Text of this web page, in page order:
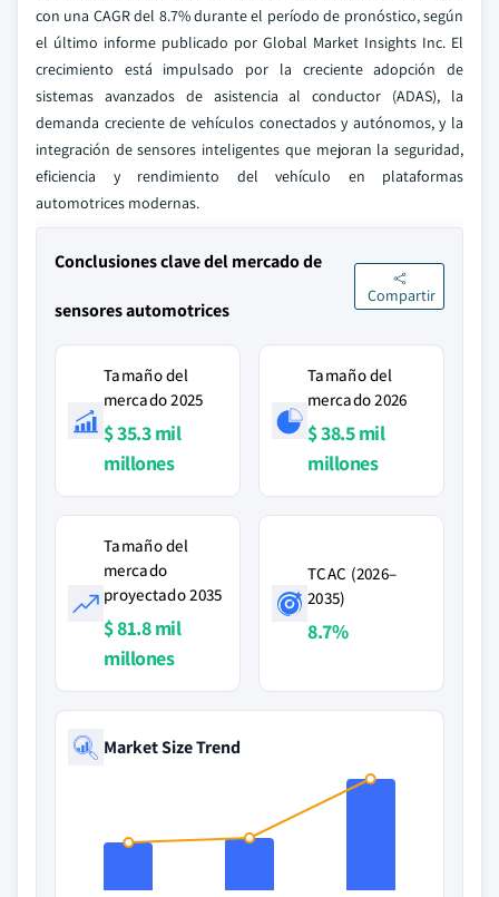
con una CAGR del 8.7% durante el período de pronóstico, según
el último informe publicado por Global Market Insights Inc. El
crecimiento está impulsado por la creciente adopción de
sistemas avanzados de asistencia al conductor (ADAS), la
demanda creciente de vehículos conectados y autónomos, y la
integración de sensores inteligentes que mejoran la seguridad,
eficiencia y rendimiento del vehículo en plataformas
automotrices modernas.
Conclusiones clave del mercado de
sensores automotrices
Compartir
Tamaño del
mercado 2025
$ 35.3 mil
millones
Tamaño del
mercado 2026
$ 38.5 mil
millones
Tamaño del
mercado
proyectado 2035
$ 81.8 mil
millones
TCAC (2026–
2035)
8.7%
Market Size Trend